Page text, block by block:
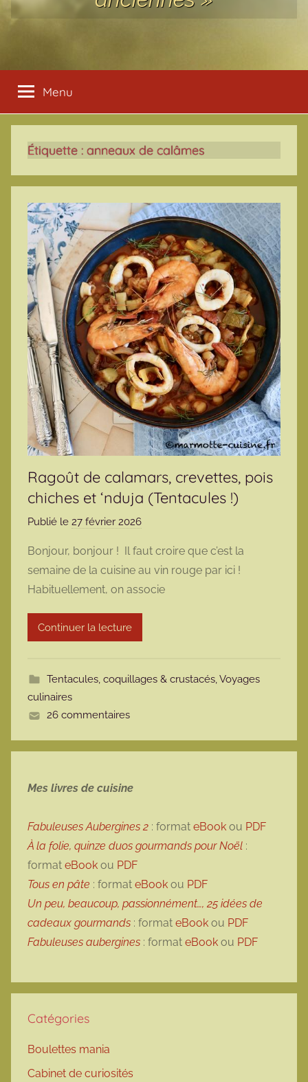
Menu
Étiquette : anneaux de calâmes
Ragoût de calamars, crevettes, pois
chiches et ‘nduja (Tentacules !)
Publié le 27 février 2026
r
m
a
r
t
Bonjour, bonjour ! Il faut croire que c’est la
semaine de la cuisine au vin rouge par ici !
Habituellement, on associe
Continuer la lecture
Tentacules, coquillages & crustacés,Voyages
culinaires
26 commentaires
Mes livres de cuisine
Fabuleuses Aubergines 2 : format eBook ou PDF
À la folie, quinze duos gourmands pour Noël :
format eBook ou PDF
Tous en pâte : format eBook ou PDF
Un peu, beaucoup, passionnément…, 25 idées de
cadeaux gourmands : format eBook ou PDF
Fabuleuses aubergines : format eBook ou PDF
Catégories
Boulettes mania
Cabinet de curiosités